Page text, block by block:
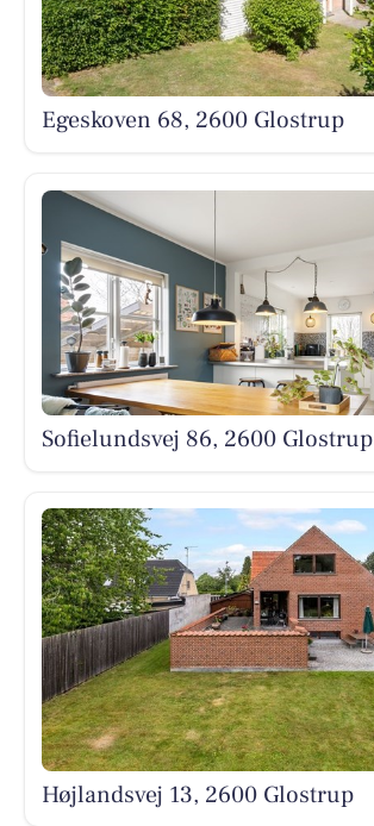
Egeskoven 68, 2600 Glostrup
Sofielundsvej 86, 2600 Glostrup
Højlandsvej 13, 2600 Glostrup